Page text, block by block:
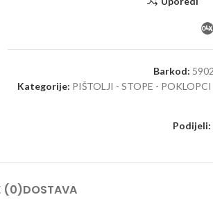
Barkod:
Kategorije: PIŠTOLJI - STOPE -
Podijeli:
(0)DOSTAVA